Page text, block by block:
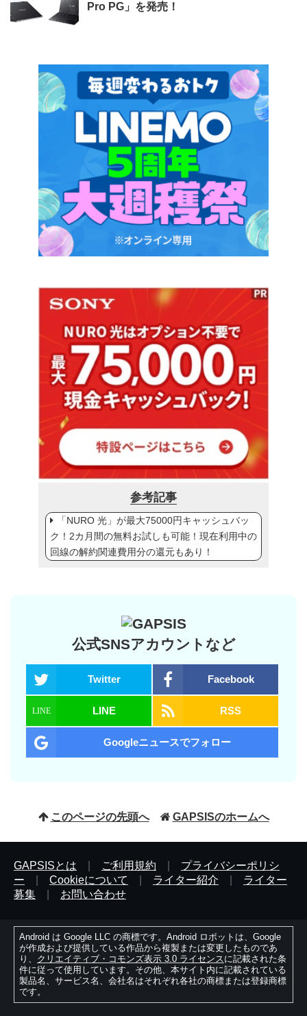
Pro PG」を発売！
参考記事
「NURO 光」が最大75000円キャッシュバッ
ク！2カ月間の無料お試しも可能！現在利用中の
回線の解約関連費用分の還元もあり！
公式SNSアカウントなど
Twitter Facebook
LINE RSS
Googleニュースでフォロー
このページの先頭へ GAPSISのホームへ
GAPSISとは ご利用規約
プライバシーポリシ
ー
Cookieについて ライター紹介
ライター
募集
お問い合わせ
Android は Google LLC の商標です。Android ロボットは、Google
が作成および提供している作品から複製または変更したものであ
り、 クリエイティブ・コモンズ表示 3.0 ライセンスに記載された条
件に従って使用しています。その他、本サイト内に記載されている
製品名、サービス名、会社名はそれぞれ各社の商標または登録商標
です。